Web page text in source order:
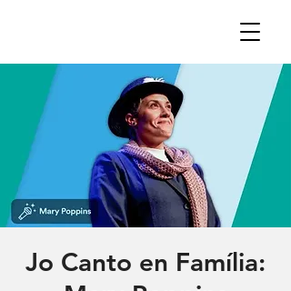
Jo Canto en Família: